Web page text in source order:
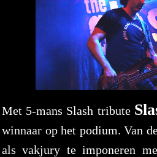
Met 5-mans Slash tribute
winnaar op het podium. Van
als vakjury te imponeren